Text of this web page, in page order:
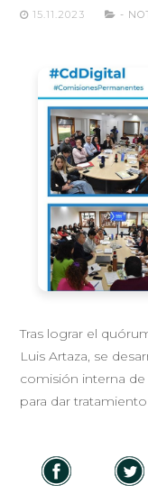
15.11.2023 -
Tras lograr el
Luis Artaza, se
comisión interna
para dar tratamiento